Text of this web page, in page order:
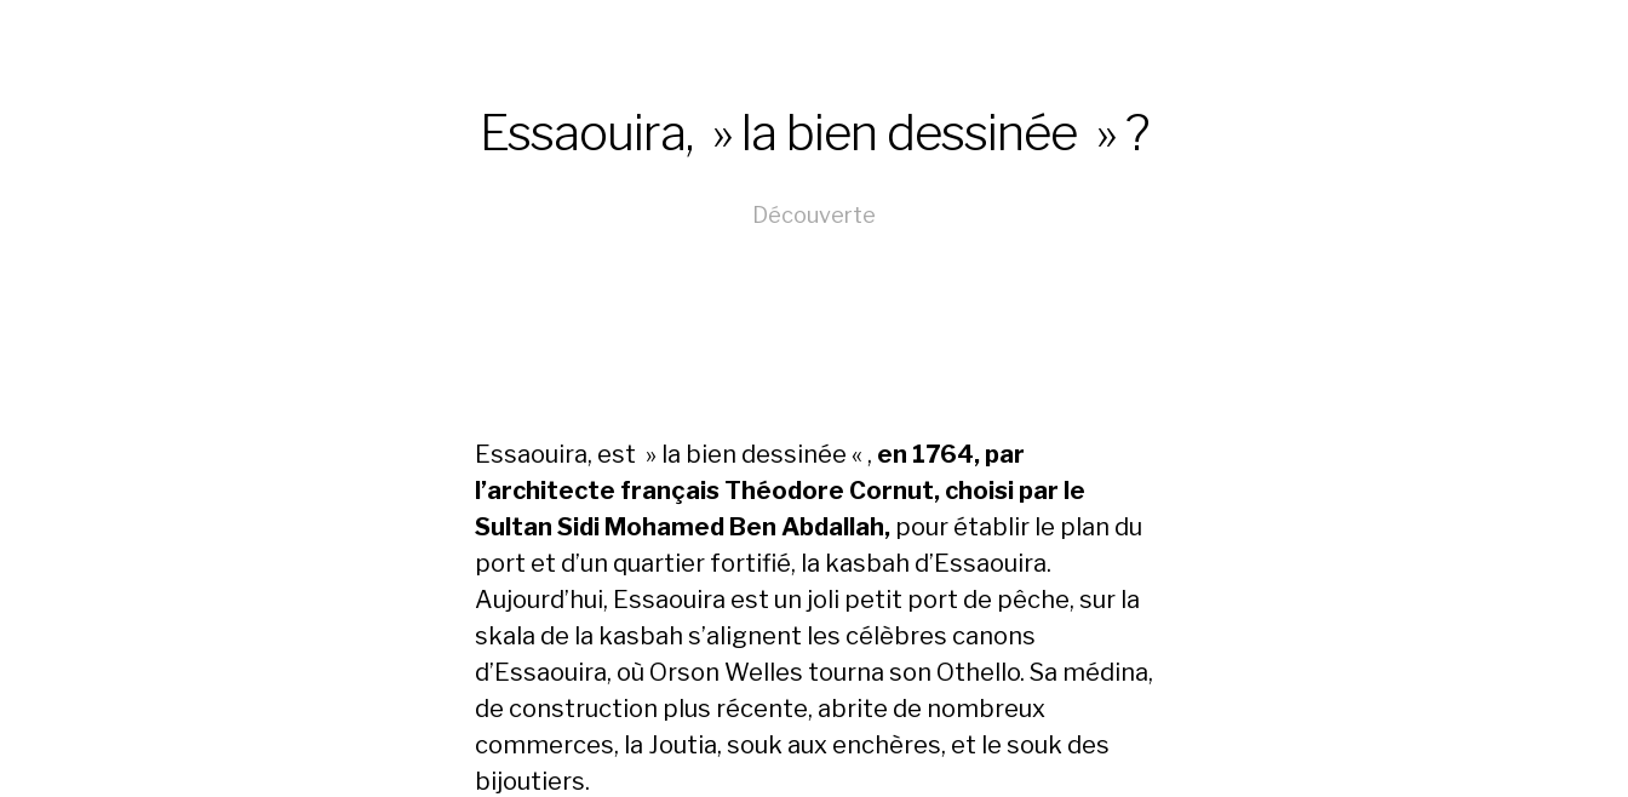
Essaouira, » la bien dessinée » ?
Découverte
Essaouira, est » la bien dessinée « , en 1764, par
l’architecte français Théodore Cornut, choisi par le
Sultan Sidi Mohamed Ben Abdallah, pour établir le plan du
port et d’un quartier fortifié, la kasbah d’Essaouira.
Aujourd’hui, Essaouira est un joli petit port de pêche, sur la
skala de la kasbah s’alignent les célèbres canons
d’Essaouira, où Orson Welles tourna son Othello. Sa médina,
de construction plus récente, abrite de nombreux
commerces, la Joutia, souk aux enchères, et le souk des
bijoutiers.